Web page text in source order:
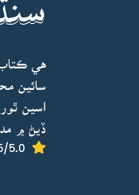
هي
سائين
اسين
ڏيڻ ۾
5.0